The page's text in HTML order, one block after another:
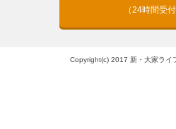
（24時間受付
Copyright(c) 2017 新・大家ライ